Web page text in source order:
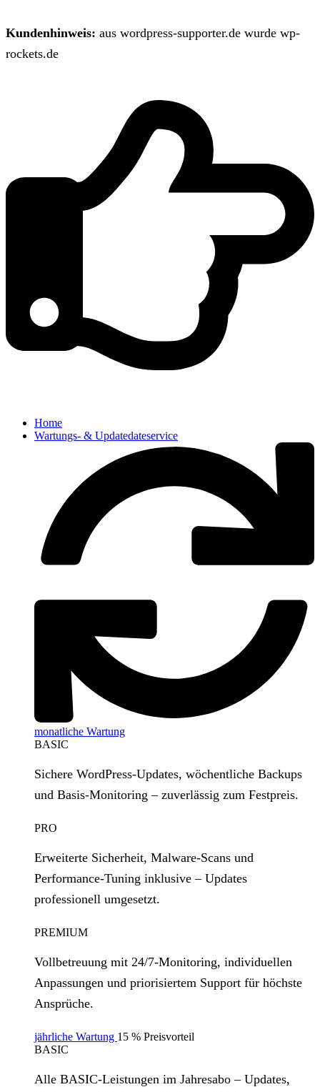
Kundenhinweis: aus wordpress-supporter.de wurde wp-
rockets.de
Home
Wartungs- & Updatedateservice
monatliche Wartung
BASIC
Sichere WordPress‑Updates, wöchentliche Backups
und Basis‑Monitoring – zuverlässig zum Festpreis.
PRO
Erweiterte Sicherheit, Malware‑Scans und
Performance‑Tuning inklusive – Updates
professionell umgesetzt.
PREMIUM
Vollbetreuung mit 24/7‑Monitoring, individuellen
Anpassungen und priorisiertem Support für höchste
Ansprüche.
jährliche Wartung 15 % Preisvorteil
BASIC
Alle BASIC‑Leistungen im Jahresabo – Updates,